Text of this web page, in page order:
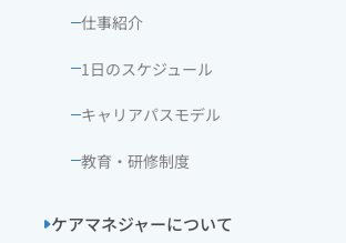
仕事紹介
1日のスケジュール
キャリアパスモデル
教育・研修制度
ケアマネジャーについて